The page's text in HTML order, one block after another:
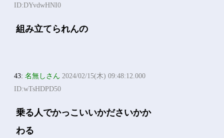
ID:DYvdwHNI0
組み立てられんの
43:名無しさん 2024/02/15(木) 09:48:12.000
ID:wTsHDPD50
乗る人でかっこいいかださいかか
わる